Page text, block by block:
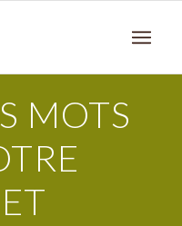
MOTS